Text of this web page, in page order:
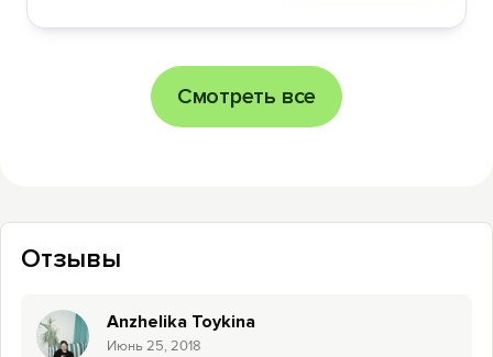
Смотреть все
Отзывы
Anzhelika Toykina
Июнь 25, 2018